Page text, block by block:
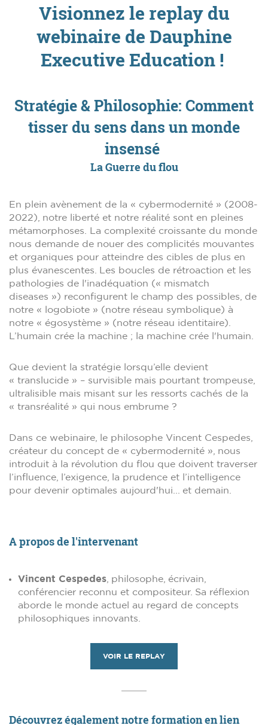
Visionnez le replay du
webinaire de Dauphine
Executive Education !
Stratégie & Philosophie: Comment
tisser du sens dans un monde
insensé
La Guerre du flou
En plein avènement de la « cybermodernité » (2008-
2022), notre liberté et notre réalité sont en pleines
métamorphoses. La complexité croissante du monde
nous demande de nouer des complicités mouvantes
et organiques pour atteindre des cibles de plus en
plus évanescentes. Les boucles de rétroaction et les
pathologies de l'inadéquation (« mismatch
diseases ») reconfigurent le champ des possibles, de
notre « logobiote » (notre réseau symbolique) à
notre « égosystème » (notre réseau identitaire).
L’humain crée la machine ; la machine crée l'humain.
Que devient la stratégie lorsqu’elle devient
« translucide » – survisible mais pourtant trompeuse,
ultralisible mais misant sur les ressorts cachés de la
« transréalité » qui nous embrume ?
Dans ce webinaire, le philosophe Vincent Cespedes,
créateur du concept de « cybermodernité », nous
introduit à la révolution du flou que doivent traverser
l’influence, l’exigence, la prudence et l’intelligence
pour devenir optimales aujourd'hui... et demain.
A propos de l'intervenant
Vincent Cespedes , philosophe, écrivain,
conférencier reconnu et compositeur. Sa réflexion
aborde le monde actuel au regard de concepts
philosophiques innovants.
VOIR LE REPLAY
Découvrez également notre formation en lien